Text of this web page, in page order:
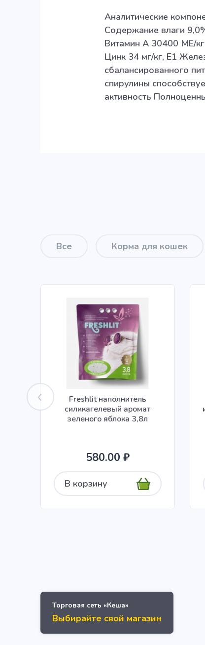
Аналитические
Содержание влаги
Витамин А 30400 МЕ/
Цинк 34 мг/кг, Е1
сбалансированного
спирулины
активность
Все Корма для кошек
Freshlit наполнитель
силикагелевый аромат
зеленого яблока 3,8л
580.00 ₽
В корзину
Торговая сеть «Кеша»
Выбирайте свой магазин